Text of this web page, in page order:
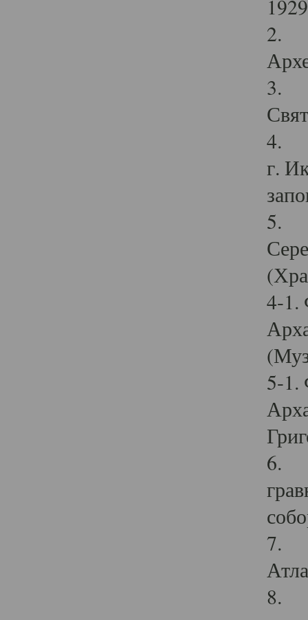
2.
3.
4.
г.
5.
4-1.
5-1.
6.
7.
8.